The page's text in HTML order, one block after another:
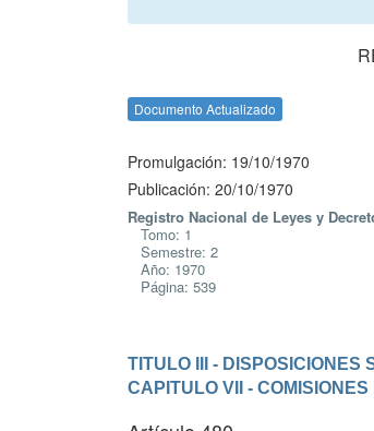
Documento Actualizado
Promulgación: 19/10/1970
Publicación: 20/10/1970
Registro Nacional de Leyes y
Tomo: 1
Semestre: 2
Año: 1970
Página: 539
TITULO III - DISPOSICIONES
CAPITULO VII -